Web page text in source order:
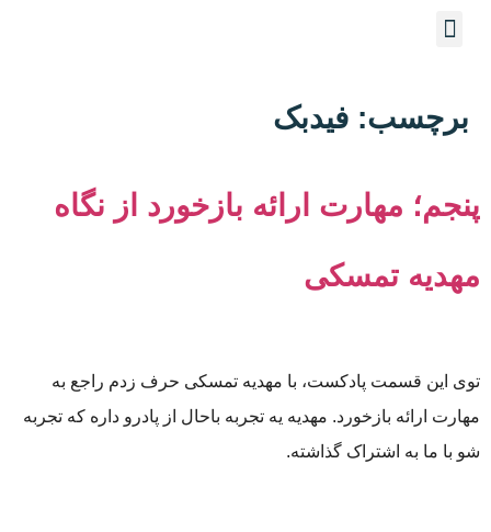
برچسب: فیدبک
پنجم؛ مهارت ارائه بازخورد از نگاه
مهدیه تمسکی
توی این قسمت پادکست، با مهدیه تمسکی حرف زدم راجع به
مهارت ارائه بازخورد. مهدیه یه تجربه باحال از پادرو داره که تجربه
شو با ما به اشتراک گذاشته.